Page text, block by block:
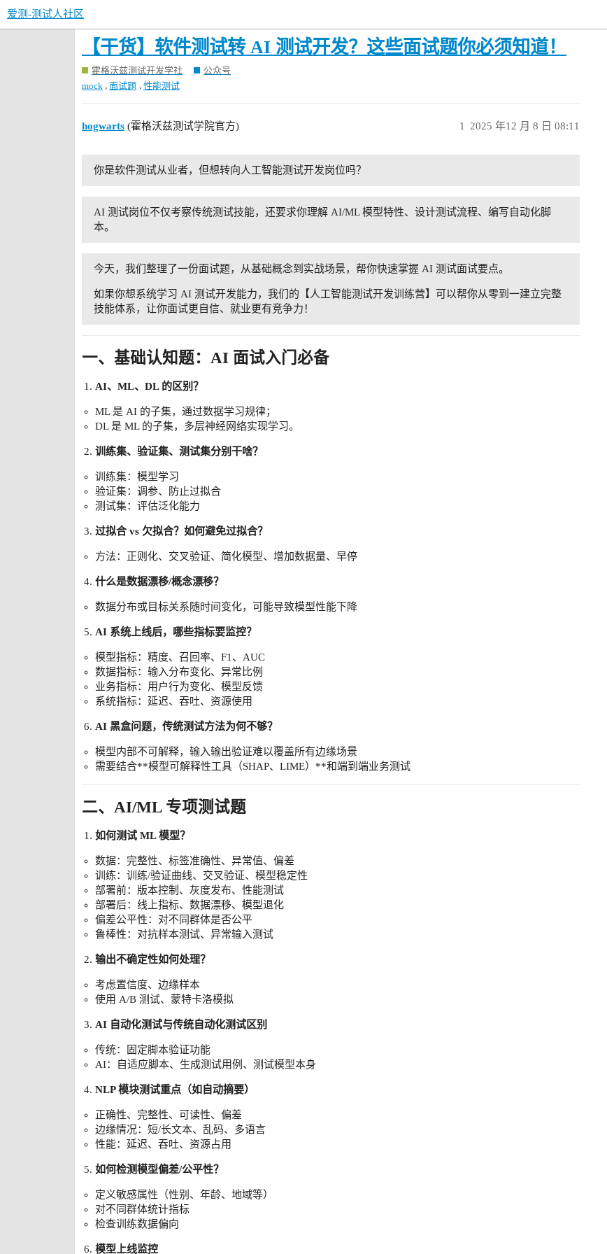
爱测-测试人社区
【干货】软件测试转 AI 测试开发？这些面试题你必须知道！
霍格沃兹测试开发学社
公众号
mock
,面试题 性能测试
hogwarts (霍格沃兹测试学院官方) 2025 年12 月 8 日 08:11
1
你是软件测试从业者，但想转向人工智能测试开发岗位吗？
AI 测试岗位不仅考察传统测试技能，还要求你理解 AI/ML 模型特性、设计测试流程、编写自动化脚
本。
今天，我们整理了一份面试题，从基础概念到实战场景，帮你快速掌握 AI 测试面试要点。
如果你想系统学习 AI 测试开发能力，我们的【人工智能测试开发训练营】可以帮你从零到一建立完整
技能体系，让你面试更自信、就业更有竞争力！
一、基础认知题：AI 面试入门必备
AI、ML、DL 的区别？
ML 是 AI 的子集，通过数据学习规律；
DL 是 ML 的子集，多层神经网络实现学习。
训练集、验证集、测试集分别干啥？
训练集：模型学习
验证集：调参、防止过拟合
测试集：评估泛化能力
过拟合 vs 欠拟合？如何避免过拟合？
方法：正则化、交叉验证、简化模型、增加数据量、早停
什么是数据漂移/概念漂移？
数据分布或目标关系随时间变化，可能导致模型性能下降
AI 系统上线后，哪些指标要监控？
模型指标：精度、召回率、F1、AUC
数据指标：输入分布变化、异常比例
业务指标：用户行为变化、模型反馈
系统指标：延迟、吞吐、资源使用
AI 黑盒问题，传统测试方法为何不够？
模型内部不可解释，输入输出验证难以覆盖所有边缘场景
需要结合**模型可解释性工具（SHAP、LIME）**和端到端业务测试
二、AI/ML 专项测试题
如何测试 ML 模型？
数据：完整性、标签准确性、异常值、偏差
训练：训练/验证曲线、交叉验证、模型稳定性
部署前：版本控制、灰度发布、性能测试
部署后：线上指标、数据漂移、模型退化
偏差公平性：对不同群体是否公平
鲁棒性：对抗样本测试、异常输入测试
输出不确定性如何处理？
考虑置信度、边缘样本
使用 A/B 测试、蒙特卡洛模拟
AI 自动化测试与传统自动化测试区别
传统：固定脚本验证功能
AI：自适应脚本、生成测试用例、测试模型本身
NLP 模块测试重点（如自动摘要）
正确性、完整性、可读性、偏差
边缘情况：短/长文本、乱码、多语言
性能：延迟、吞吐、资源占用
如何检测模型偏差/公平性？
定义敏感属性（性别、年龄、地域等）
对不同群体统计指标
检查训练数据偏向
模型上线监控